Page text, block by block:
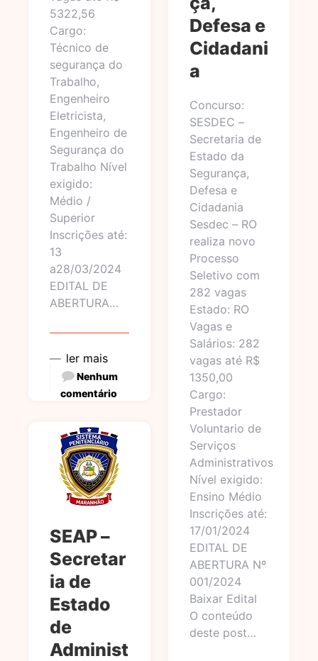
5322,56
Cargo:
Técnico de
segurança do
Trabalho,
Engenheiro
Eletricista,
Engenheiro de
Segurança do
Trabalho Nível
exigido:
Médio /
Superior
Inscrições até:
13
a28/03/2024
EDITAL DE
ABERTURA…
ler mais
Nenhum
comentário
SEAP –
Secretar
ia de
Estado
de
Administ
Defesa e
Cidadani
a
Concurso:
SESDEC –
Secretaria de
Estado da
Segurança,
Defesa e
Cidadania
Sesdec – RO
realiza novo
Processo
Seletivo com
282 vagas
Estado: RO
Vagas e
Salários: 282
vagas até R$
1350,00
Cargo:
Prestador
Voluntario de
Serviços
Administrativos
Nível exigido:
Ensino Médio
Inscrições até:
17/01/2024
EDITAL DE
ABERTURA Nº
001/2024
Baixar Edital
O conteúdo
deste post…